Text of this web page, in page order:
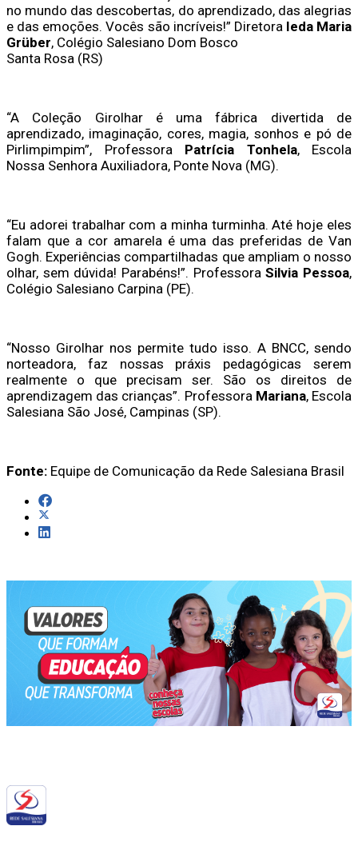
no mundo das descobertas, do aprendizado, das alegrias
e das emoções. Vocês são incríveis!” Diretora Ieda Maria
Grüber, Colégio Salesiano Dom Bosco
Santa Rosa (RS)
“A Coleção Girolhar é uma fábrica divertida de
aprendizado, imaginação, cores, magia, sonhos e pó de
Pirlimpimpim”, Professora Patrícia Tonhela, Escola
Nossa Senhora Auxiliadora, Ponte Nova (MG).
“Eu adorei trabalhar com a minha turminha. Até hoje eles
falam que a cor amarela é uma das preferidas de Van
Gogh. Experiências compartilhadas que ampliam o nosso
olhar, sem dúvida! Parabéns!”. ProfessoraSilvia Pessoa,
Colégio Salesiano Carpina (PE).
“Nosso Girolhar nos permite tudo isso. A BNCC, sendo
norteadora, faz nossas práxis pedagógicas serem
realmente o que precisam ser. São os direitos de
aprendizagem das crianças”. Professora Mariana, Escola
Salesiana São José, Campinas (SP).
Fonte: Equipe de Comunicação da Rede Salesiana Brasil